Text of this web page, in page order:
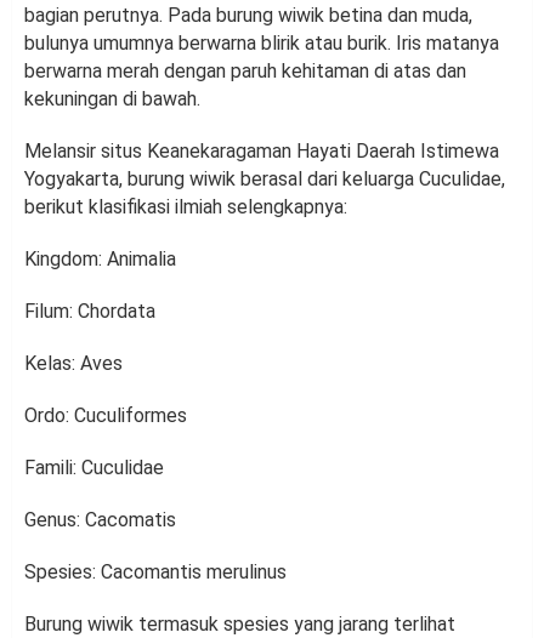
bagian perutnya. Pada burung wiwik betina dan muda,
bulunya umumnya berwarna blirik atau burik. Iris matanya
berwarna merah dengan paruh kehitaman di atas dan
kekuningan di bawah.
Melansir situs Keanekaragaman Hayati Daerah Istimewa
Yogyakarta, burung wiwik berasal dari keluarga Cuculidae,
berikut klasifikasi ilmiah selengkapnya:
Kingdom: Animalia
Filum: Chordata
Kelas: Aves
Ordo: Cuculiformes
Famili: Cuculidae
Genus: Cacomatis
Spesies: Cacomantis merulinus
Burung wiwik termasuk spesies yang jarang terlihat